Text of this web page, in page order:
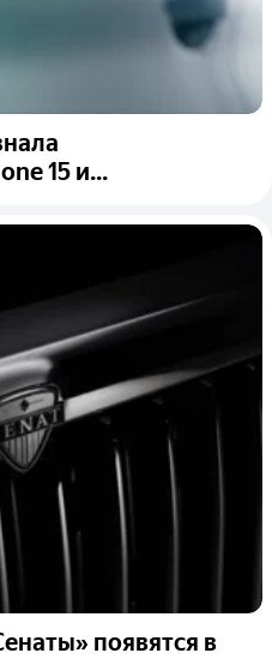
15 и...
появятся в